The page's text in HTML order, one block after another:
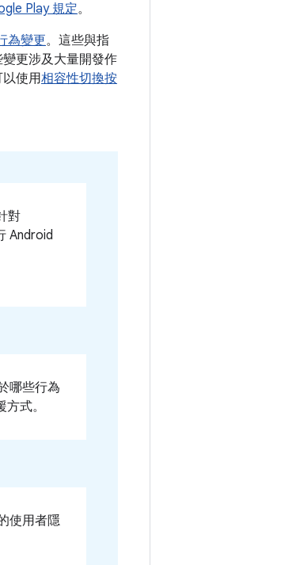
Play 規定。
為變更。這些與指
更涉及大量開發作
使用相容性切換按
對
Android
哪些行為
式。
使用者隱